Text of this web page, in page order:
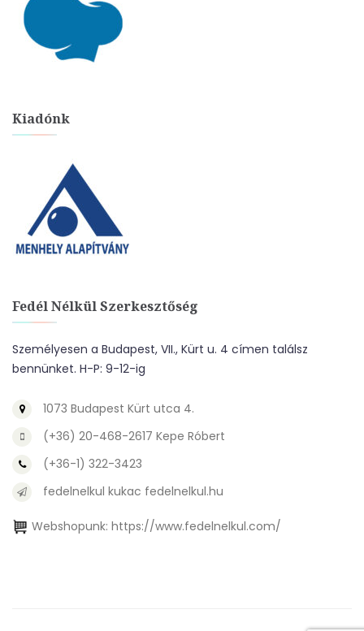
Kiadónk
Fedél Nélkül Szerkesztőség
Személyesen a Budapest, VII., Kürt u. 4 címen találsz
bennünket. H-P: 9-12-ig
1073 Budapest Kürt utca 4.
(+36) 20-468-2617 Kepe Róbert
(+36-1) 322-3423
fedelnelkul kukac fedelnelkul.hu
Webshopunk: https://www.fedelnelkul.com/